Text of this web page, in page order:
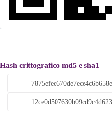
Hash crittografico md5 e sha1